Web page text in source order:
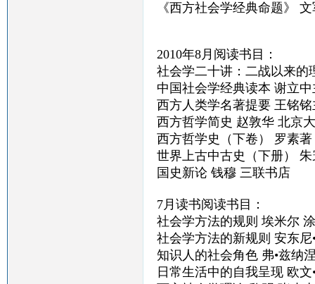
《西方社会学经典命题》
2010年8月阅读书目：
社会学二十讲：二战以来的
中国社会学经典读本 谢立
西方人类学名著提要 王铭
西方哲学简史 赵敦华 北京
西方哲学史（下卷） 罗素
世界上古中古史（下册）
国史新论 钱穆 三联书店
7月读书阅读书目：
社会学方法的规则 埃米尔
社会学方法的新规则 安东
知识人的社会角色 弗•兹纳
日常生活中的自我呈现 欧